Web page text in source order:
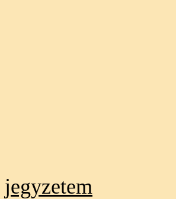
jegyzetem